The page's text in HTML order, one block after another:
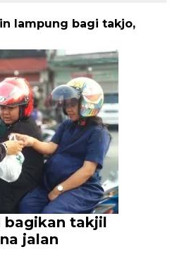
lampung bagi takjo,
bagikan takjil
jalan